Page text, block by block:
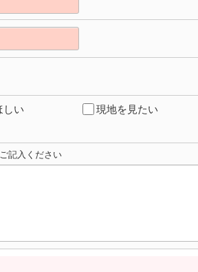
しい
現地を見たい
記入ください